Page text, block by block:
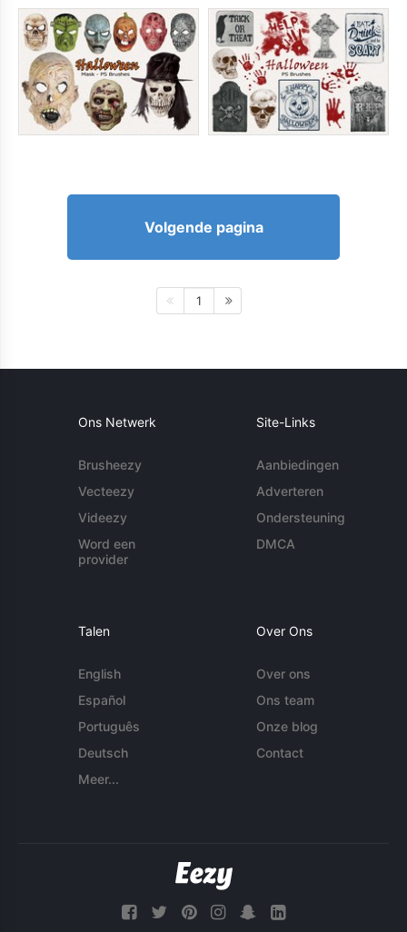
Volgende pagina
1
Ons Netwerk
Brusheezy
Vecteezy
Videezy
Word een
provider
Site-Links
Aanbiedingen
Adverteren
Ondersteuning
DMCA
Talen
English
Español
Português
Deutsch
Meer...
Over Ons
Over ons
Ons team
Onze blog
Contact